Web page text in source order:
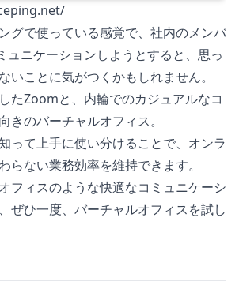
グで使っている感覚で、社内のメンバ
ュニケーションしようとすると、思っ
いことに気がつくかもしれません。
たZoomと、内輪でのカジュアルなコ
きのバーチャルオフィス。
って上手に使い分けることで、オンラ
らない業務効率を維持できます。
フィスのような快適なコミュニケーシ
ぜひ一度、バーチャルオフィスを試し